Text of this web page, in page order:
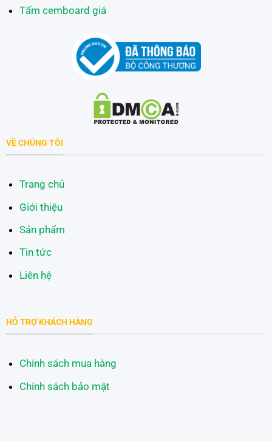
Tấm cemboard giá
VỀ CHÚNG TÔI
Trang chủ
Giới thiệu
Sản phẩm
Tin tức
Liên hệ
HỖ TRỢ KHÁCH HÀNG
Chính sách mua hàng
Chính sách bảo mật